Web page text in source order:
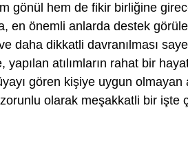
gönül hem de fikir birliğine
en önemli anlarda destek
daha dikkatli davranılması
yapılan atılımların rahat bir
gören kişiye uygun olmayan
olarak meşakkatli bir işte